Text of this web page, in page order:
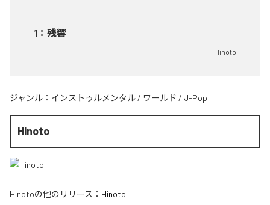
1 ： 残響
Hinoto
ジャンル： インストゥルメンタル / ワールド / J-Pop
Hinoto
Hinotoの他のリリース： Hinoto